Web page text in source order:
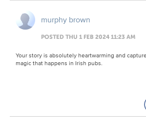
murphy brown
POSTED THU 1 FEB 2024 11:23 AM
Your story is absolutely heartwarming and
magic that happens in Irish pubs.